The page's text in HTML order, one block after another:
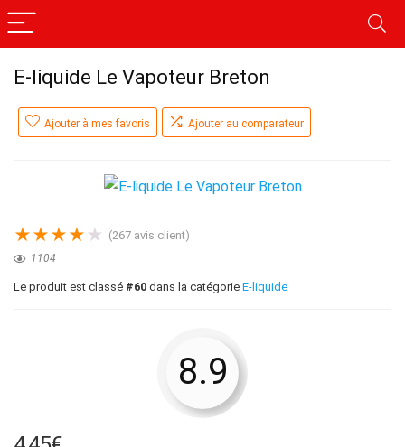
E-liquide Le Vapoteur Breton
Ajouter à mes favoris Ajouter au comparateur
★★★★ ★ (267 avis client)
1104
Le produit est classé #60 dans la catégorie E-liquide
8.9